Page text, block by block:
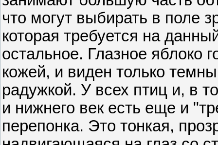
что могут выбирать в поле
которая требуется на
остальное. Глазное яблоко
кожей, и виден только
радужкой. У всех птиц и, в
и нижнего век есть еще и
перепонка. Это тонкая,